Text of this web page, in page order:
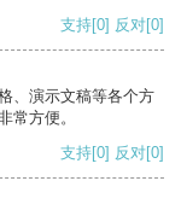
支持[0] 反对[0]
、演示文稿等各个方
常方便。
支持[0] 反对[0]